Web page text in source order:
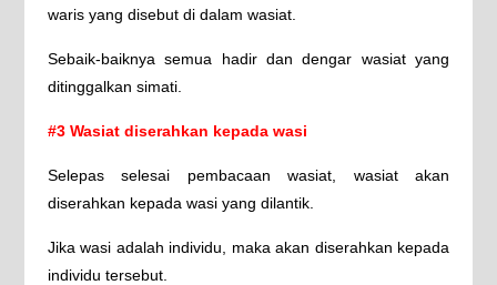
waris yang disebut di dalam wasiat.
Sebaik-baiknya semua hadir dan dengar wasiat yang
ditinggalkan simati.
#3 Wasiat diserahkan kepada wasi
Selepas selesai pembacaan wasiat, wasiat akan
diserahkan kepada wasi yang dilantik.
Jika wasi adalah individu, maka akan diserahkan kepada
individu tersebut.